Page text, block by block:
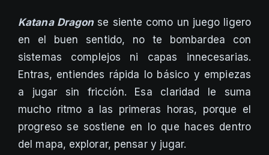
Katana Dragon se siente como un juego ligero
en el buen sentido, no te bombardea con
sistemas complejos ni capas innecesarias.
Entras, entiendes rápida lo básico y empiezas
a jugar sin fricción. Esa claridad le suma
mucho ritmo a las primeras horas, porque el
progreso se sostiene en lo que haces dentro
del mapa, explorar, pensar y jugar.